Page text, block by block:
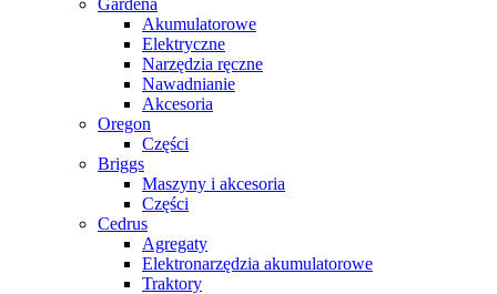
Gardena
Akumulatorowe
Elektryczne
Narzędzia ręczne
Nawadnianie
Akcesoria
Oregon
Części
Briggs
Maszyny i akcesoria
Części
Cedrus
Agregaty
Elektronarzędzia akumulatorowe
Traktory